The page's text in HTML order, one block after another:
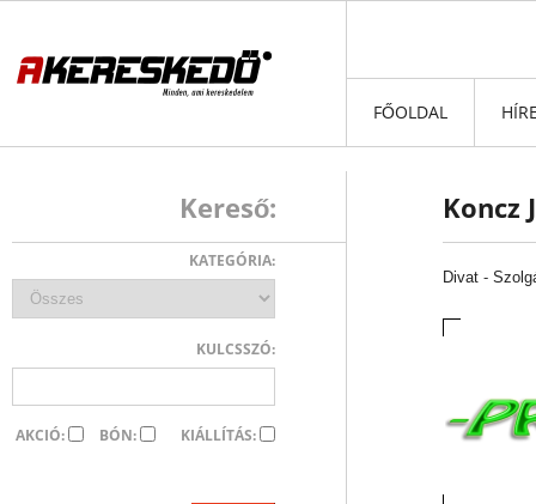
FŐOLDAL
Koncz
Divat -
Kereső:
KATEGÓRIA:
KULCSSZÓ:
AKCIÓ: BÓN: KIÁLLÍTÁS: